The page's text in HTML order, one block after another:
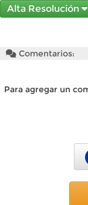
Alta Resolución
Comentarios:
Para agregar un